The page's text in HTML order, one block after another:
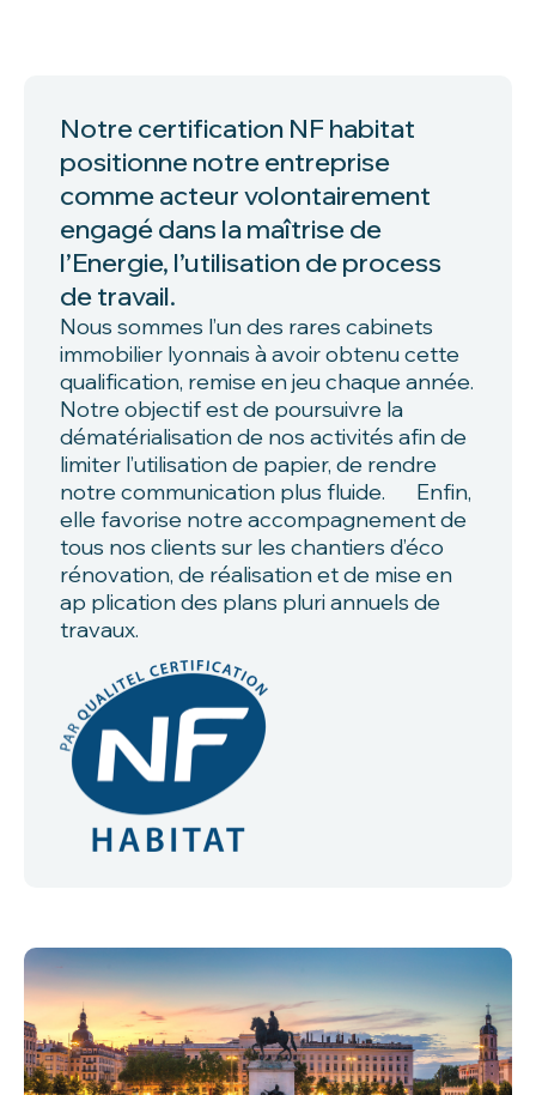
Notre certification NF habitat
positionne notre entreprise
comme acteur volontairement
engagé dans la maîtrise de
l’Energie, l’utilisation de process
de travail.
Nous sommes l’un des rares cabinets
immobilier lyonnais à avoir obtenu cette
qualification, remise en jeu chaque année.
Notre objectif est de poursuivre la
dématérialisation de nos activités afin de
limiter l’utilisation de papier, de rendre
notre communication plus fluide. Enfin,
elle favorise notre accompagnement de
tous nos clients sur les chantiers d’éco
rénovation, de réalisation et de mise en
ap plication des plans pluri annuels de
travaux.